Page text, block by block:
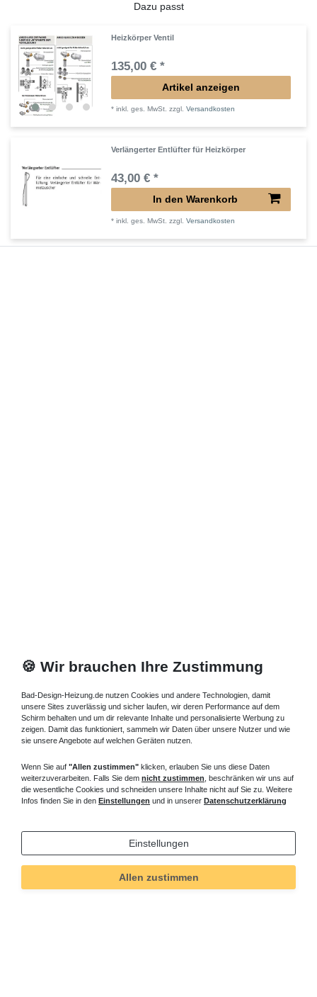
Dazu passt
Heizkörper Ventil
135,00 € *
Artikel anzeigen
*inkl. ges. MwSt. zzgl.Versandkosten
Verlängerter Entlüfter für Heizkörper
43,00 € *
In den Warenkorb
*inkl. ges. MwSt. zzgl.Versandkosten
🍪 Wir brauchen Ihre Zustimmung
Bad-Design-Heizung.de nutzen Cookies und andere Technologien, damit
unsere Sites zuverlässig und sicher laufen, wir deren Performance auf dem
Schirm behalten und um dir relevante Inhalte und personalisierte Werbung zu
zeigen. Damit das funktioniert, sammeln wir Daten über unsere Nutzer und wie
sie unsere Angebote auf welchen Geräten nutzen.
Wenn Sie auf "Allen zustimmen" klicken, erlauben Sie uns diese Daten
weiterzuverarbeiten. Falls Sie dem nicht zustimmen , beschränken wir uns auf
die wesentliche Cookies und schneiden unsere Inhalte nicht auf Sie zu. Weitere
Infos finden Sie in den Einstellungen und in unserer Datenschutzerklärung
Einstellungen
Allen zustimmen